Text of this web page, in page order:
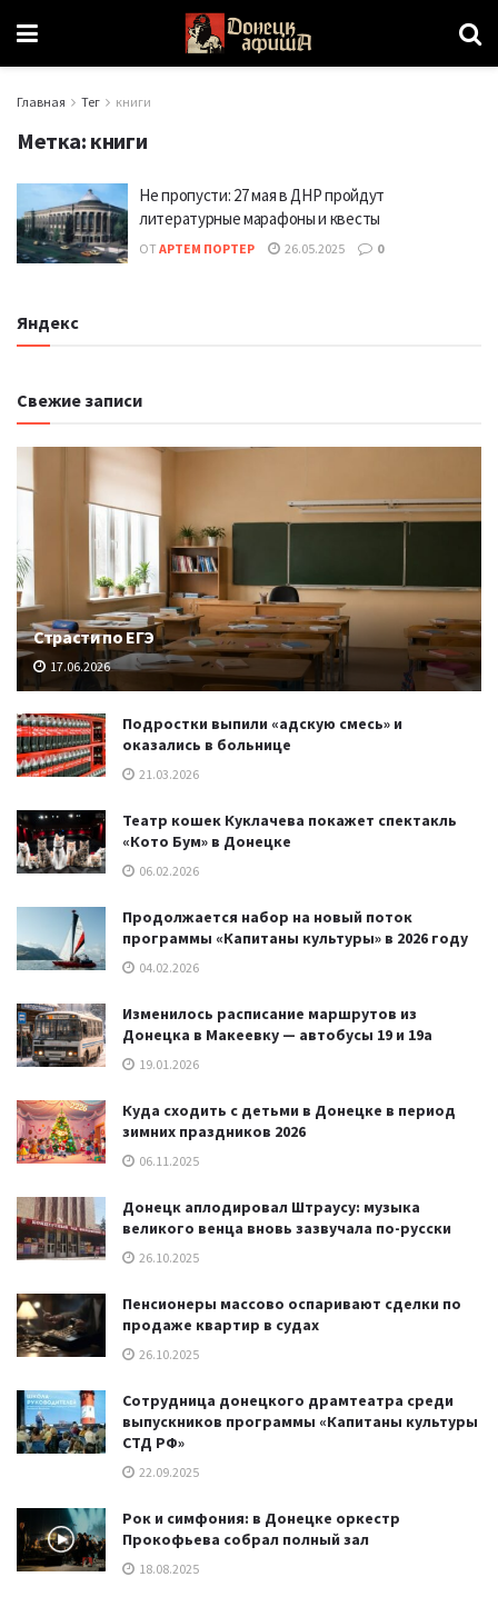
Главная Тег книги
Метка: книги
Не пропусти: 27 мая в ДНР пройдут
литературные марафоны и квесты
ОТ АРТЕМ ПОРТЕР 26.05.2025 0
Яндекс
Свежие записи
Страсти по ЕГЭ
17.06.2026
Подростки выпили «адскую смесь» и
оказались в больнице
21.03.2026
Театр кошек Куклачева покажет спектакль
«Кото Бум» в Донецке
06.02.2026
Продолжается набор на новый поток
программы «Капитаны культуры» в 2026 году
04.02.2026
Изменилось расписание маршрутов из
Донецка в Макеевку — автобусы 19 и 19а
19.01.2026
Куда сходить с детьми в Донецке в период
зимних праздников 2026
06.11.2025
Донецк аплодировал Штраусу: музыка
великого венца вновь зазвучала по-русски
26.10.2025
Пенсионеры массово оспаривают сделки по
продаже квартир в судах
26.10.2025
Сотрудница донецкого драмтеатра среди
выпускников программы «Капитаны культуры
СТД РФ»
22.09.2025
Рок и симфония: в Донецке оркестр
Прокофьева собрал полный зал
18.08.2025